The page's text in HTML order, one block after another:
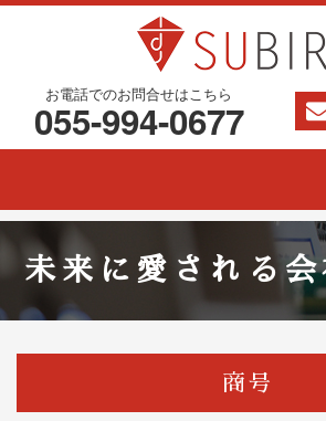
お電話でのお問合せはこちら
055-994-0677
未来に愛される
商号